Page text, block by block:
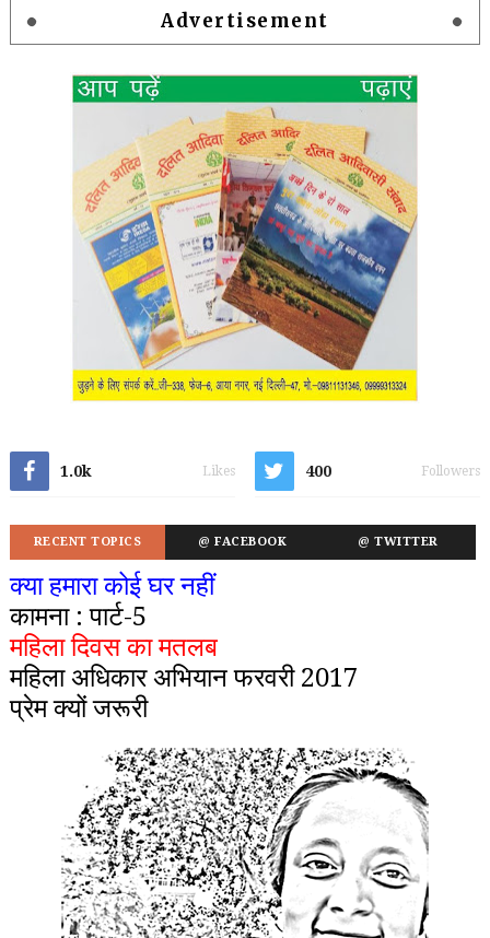
Advertisement
1.0k Likes 400 Followers
RECENT TOPICS @ FACEBOOK @ TWITTER
क्या हमारा कोई घर नहीं
कामना : पार्ट-5
महिला दिवस का मतलब
महिला अधिकार अभियान फरवरी 2017
प्रेम क्यों जरूरी